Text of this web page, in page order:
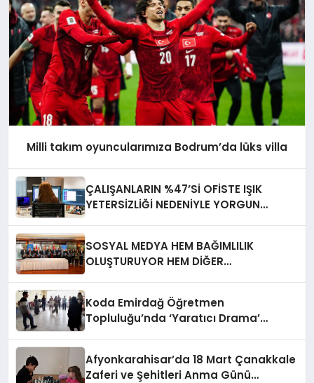
Milli takım oyuncularımıza Bodrum’da lüks villa
ÇALIŞANLARIN %47’Sİ OFİSTE IŞIK
YETERSİZLİĞİ NEDENİYLE YORGUN
SOSYAL MEDYA HEM BAĞIMLILIK
OLUŞTURUYOR HEM DİĞER
Koda Emirdağ Öğretmen
Topluluğu’nda ‘Yaratıcı Drama’
Afyonkarahisar’da 18 Mart Çanakkale
Zaferi ve Şehitleri Anma Günü